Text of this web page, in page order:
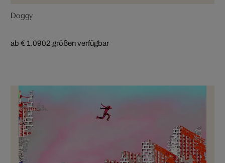
Doggy
ab € 1.0902 größen verfügbar